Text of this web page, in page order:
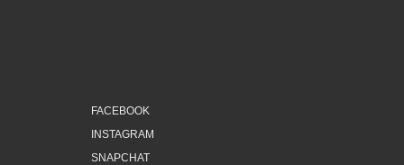
FACEBOOK
INSTAGRAM
SNAPCHAT